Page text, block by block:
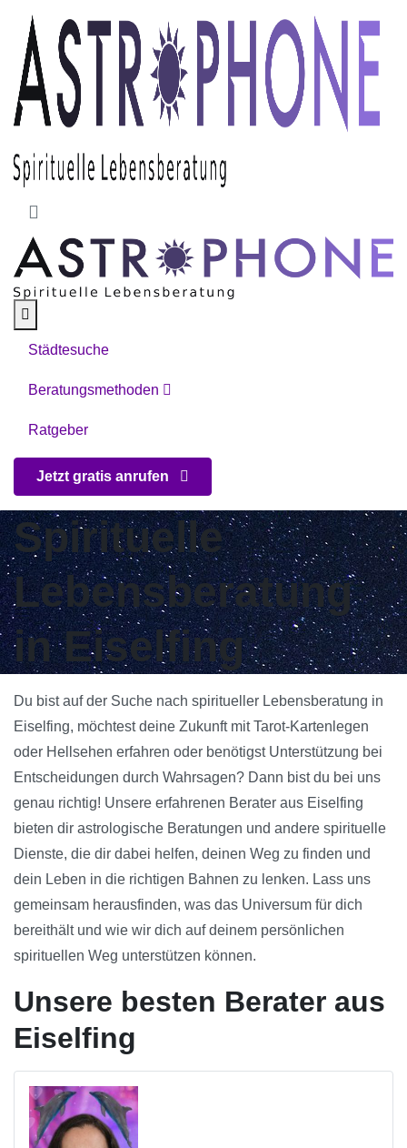
Skip to main content
Städtesuche
Beratungsmethoden
Ratgeber
Jetzt gratis anrufen
Spirituelle
Lebensberatung
in Eiselfing
Du bist auf der Suche nach spiritueller Lebensberatung in
Eiselfing, möchtest deine Zukunft mit Tarot-Kartenlegen
oder Hellsehen erfahren oder benötigst Unterstützung bei
Entscheidungen durch Wahrsagen? Dann bist du bei uns
genau richtig! Unsere erfahrenen Berater aus Eiselfing
bieten dir astrologische Beratungen und andere spirituelle
Dienste, die dir dabei helfen, deinen Weg zu finden und
dein Leben in die richtigen Bahnen zu lenken. Lass uns
gemeinsam herausfinden, was das Universum für dich
bereithält und wie wir dich auf deinem persönlichen
spirituellen Weg unterstützen können.
Unsere besten Berater aus
Eiselfing